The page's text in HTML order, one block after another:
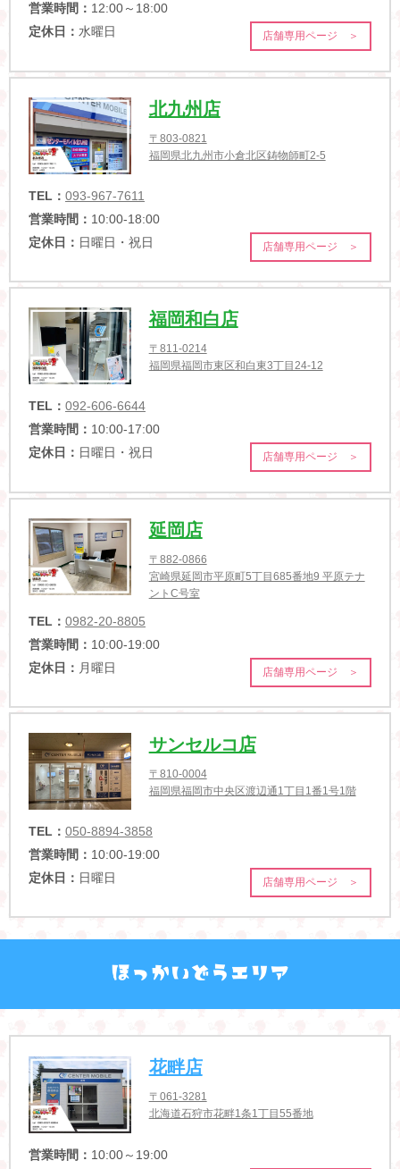
営業時間： 12:00～18:00
定休日： 水曜日 店舗専用ページ ＞
北九州店
〒803-0821
福岡県北九州市小倉北区鋳物師町2-5
TEL： 093-967-7611
営業時間： 10:00-18:00
定休日： 日曜日・祝日 店舗専用ページ ＞
福岡和白店
〒811-0214
福岡県福岡市東区和白東3丁目24-12
TEL： 092-606-6644
営業時間： 10:00-17:00
定休日： 日曜日・祝日 店舗専用ページ ＞
延岡店
〒882-0866
宮崎県延岡市平原町5丁目685番地9 平原テナ
ントC号室
TEL： 0982-20-8805
営業時間： 10:00-19:00
定休日： 月曜日 店舗専用ページ ＞
サンセルコ店
〒810-0004
福岡県福岡市中央区渡辺通1丁目1番1号1階
TEL： 050-8894-3858
営業時間： 10:00-19:00
定休日： 日曜日 店舗専用ページ ＞
花畔店
〒061-3281
北海道石狩市花畔1条1丁目55番地
営業時間： 10:00～19:00